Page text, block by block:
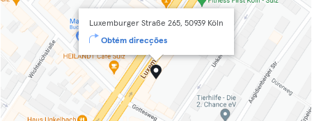
Luxemburger Straße 265, 50939 Köln
Obtém direcções